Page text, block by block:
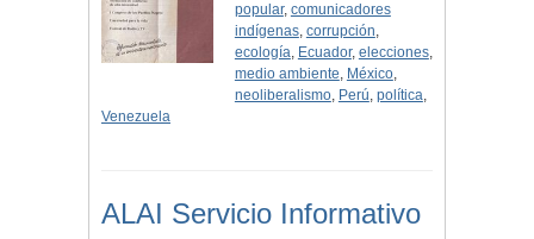
popular, comunicadores
indígenas, corrupción,
ecología, Ecuador, elecciones,
medio ambiente, México,
neoliberalismo, Perú, política,
Venezuela
ALAI Servicio Informativo